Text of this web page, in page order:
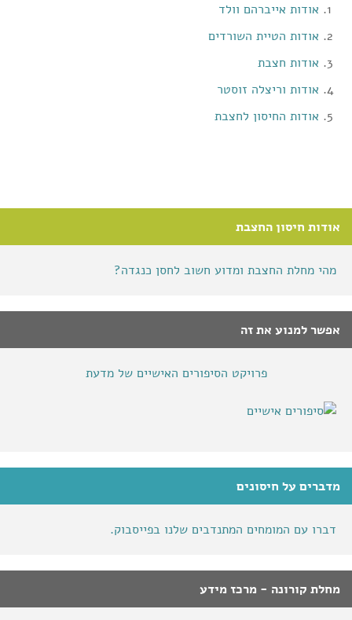
אודות חיסון החצבת
מהי מחלת החצבת ומדוע חשוב לחסן כנגדה?
אפשר למנוע את זה
פרויקט הסיפורים האישיים של מדעת
מדברים על חיסונים
דברו עם המומחים המתנדבים שלנו בפייסבוק.
מחלת קורונה - מרכז מידע
אודות אייברהם וולד
אודות הטיית השורדים
אודות חצבת
אודות וריצלה זוסטר
אודות החיסון לחצבת